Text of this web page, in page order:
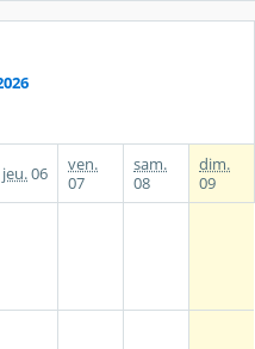
jeu.06
ven.
07
sam.
08
dim.
09